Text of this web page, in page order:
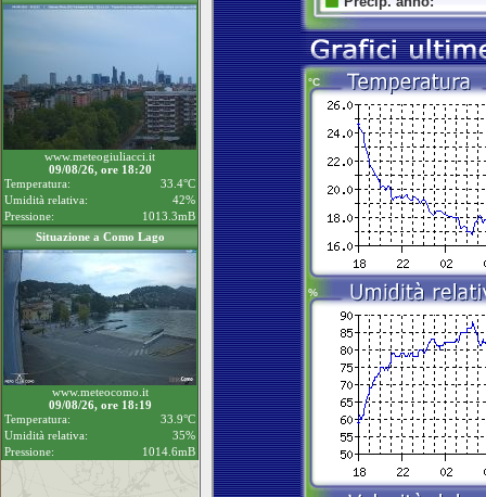
www.meteogiuliacci.it
09/08/26, ore 18:20
Temperatura:
33.4°C
Umidità relativa:
42%
Pressione:
1013.3mB
Situazione a Como Lago
www.meteocomo.it
09/08/26, ore 18:19
Temperatura:
33.9°C
Umidità relativa:
35%
Pressione:
1014.6mB